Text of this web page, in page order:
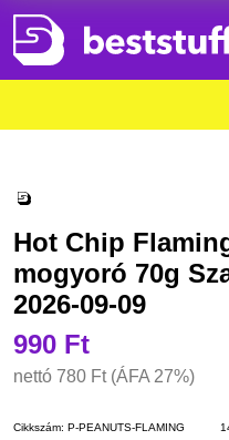
Hot Chip
mogyoró 70g
2026-09-09
990 Ft
nettó 780 Ft (ÁFA 27%)
Cikkszám: P-PEANUTS-FLAMING